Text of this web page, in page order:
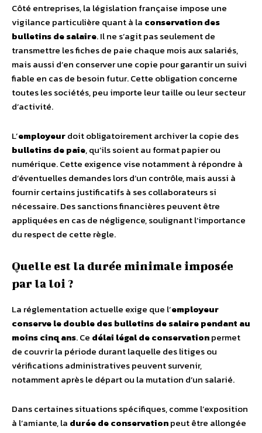
Côté entreprises, la législation française impose une
vigilance particulière quant à la conservation des
bulletins de salaire. Il ne s’agit pas seulement de
transmettre les fiches de paie chaque mois aux salariés,
mais aussi d’en conserver une copie pour garantir un suivi
fiable en cas de besoin futur. Cette obligation concerne
toutes les sociétés, peu importe leur taille ou leur secteur
d’activité.
L’employeurdoit obligatoirement archiver la copie des
bulletins de paie, qu’ils soient au format papier ou
numérique. Cette exigence vise notamment à répondre à
d’éventuelles demandes lors d’un contrôle, mais aussi à
fournir certains justificatifs à ses collaborateurs si
nécessaire. Des sanctions financières peuvent être
appliquées en cas de négligence, soulignant l’importance
du respect de cette règle.
Quelle est la durée minimale imposée
par la loi ?
La réglementation actuelle exige que l’employeur
conserve le double des bulletins de salaire pendant au
moins cinq ans. Ce délai légal de conservationpermet
de couvrir la période durant laquelle des litiges ou
vérifications administratives peuvent survenir,
notamment après le départ ou la mutation d’un salarié.
Dans certaines situations spécifiques, comme l’exposition
à l’amiante, la durée de conservationpeut être allongée